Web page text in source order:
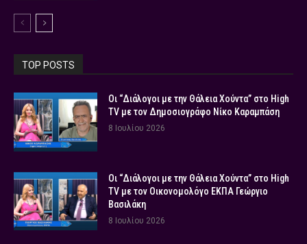
TOP POSTS
Οι “Διάλογοι με την Θάλεια Χούντα” στο High
TV με τον Δημοσιογράφο Νίκο Καραμπάση
8 Ιουλίου 2026
Οι “Διάλογοι με την Θάλεια Χούντα” στο High
TV με τον Οικονομολόγο ΕΚΠΑ Γεώργιο
Βασιλάκη
8 Ιουλίου 2026